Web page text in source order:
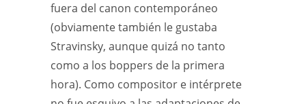
fuera del canon contemporáneo
(obviamente también le gustaba
Stravinsky, aunque quizá no tanto
como a los boppers de la primera
hora). Como compositor e intérprete